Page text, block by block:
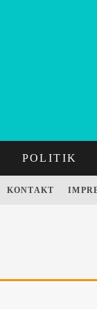
POLITIK
KONTAKT